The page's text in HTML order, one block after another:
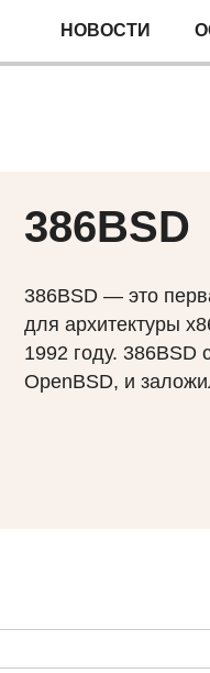
НОВОСТИ
386BSD
386BSD — это
для архитектуры
1992 году. 386BSD
OpenBSD, и